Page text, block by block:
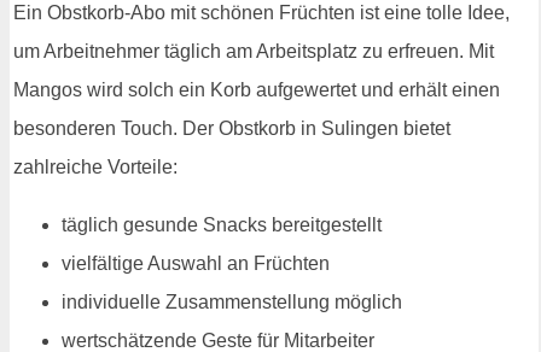
Ein Obstkorb-Abo mit schönen Früchten ist eine tolle Idee,
um Arbeitnehmer täglich am Arbeitsplatz zu erfreuen. Mit
Mangos wird solch ein Korb aufgewertet und erhält einen
besonderen Touch. Der Obstkorb in Sulingen bietet
zahlreiche Vorteile:
täglich gesunde Snacks bereitgestellt
vielfältige Auswahl an Früchten
individuelle Zusammenstellung möglich
wertschätzende Geste für Mitarbeiter